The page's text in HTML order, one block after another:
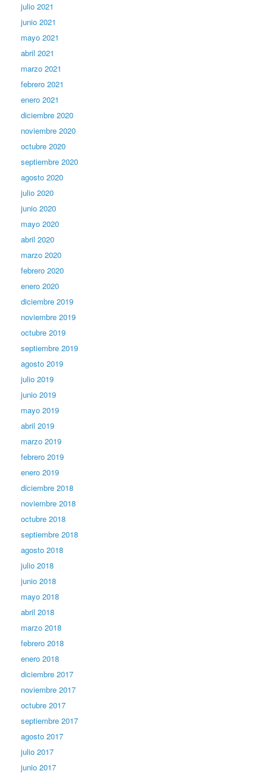
julio 2021
junio 2021
mayo 2021
abril 2021
marzo 2021
febrero 2021
enero 2021
diciembre 2020
noviembre 2020
octubre 2020
septiembre 2020
agosto 2020
julio 2020
junio 2020
mayo 2020
abril 2020
marzo 2020
febrero 2020
enero 2020
diciembre 2019
noviembre 2019
octubre 2019
septiembre 2019
agosto 2019
julio 2019
junio 2019
mayo 2019
abril 2019
marzo 2019
febrero 2019
enero 2019
diciembre 2018
noviembre 2018
octubre 2018
septiembre 2018
agosto 2018
julio 2018
junio 2018
mayo 2018
abril 2018
marzo 2018
febrero 2018
enero 2018
diciembre 2017
noviembre 2017
octubre 2017
septiembre 2017
agosto 2017
julio 2017
junio 2017